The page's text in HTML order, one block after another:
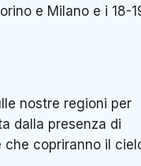
e Milano e i 18-
nostre regioni per
dalla presenza di
copriranno il